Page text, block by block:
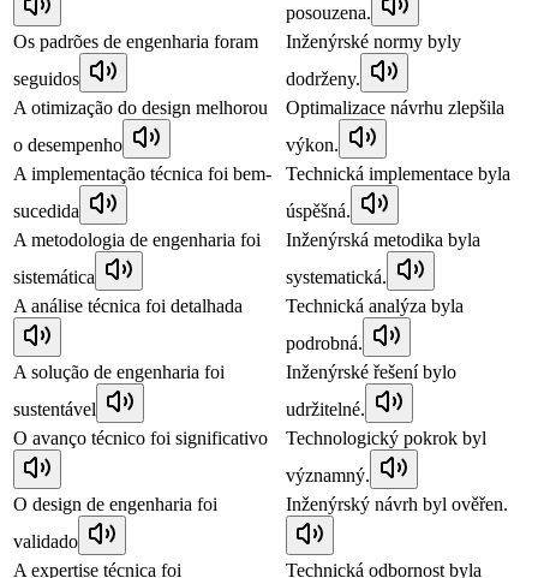
posouzena.
Os padrões de engenharia foram
seguidos
Inženýrské normy byly
dodrženy.
A otimização do design melhorou
o desempenho
Optimalizace návrhu zlepšila
výkon.
A implementação técnica foi bem-
sucedida
Technická implementace byla
úspěšná.
A metodologia de engenharia foi
sistemática
Inženýrská metodika byla
systematická.
A análise técnica foi detalhada
Technická analýza byla
podrobná.
A solução de engenharia foi
sustentável
Inženýrské řešení bylo
udržitelné.
O avanço técnico foi significativo
Technologický pokrok byl
významný.
O design de engenharia foi
validado
Inženýrský návrh byl ověřen.
A expertise técnica foi
Technická odbornost byla